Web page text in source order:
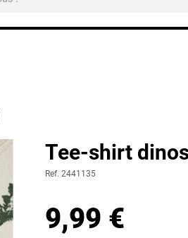
Tee-shirt
Ref. 2441135
9,99 €